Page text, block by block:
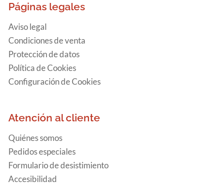
Páginas legales
Aviso legal
Condiciones de venta
Protección de datos
Política de Cookies
Configuración de Cookies
Atención al cliente
Quiénes somos
Pedidos especiales
Formulario de desistimiento
Accesibilidad